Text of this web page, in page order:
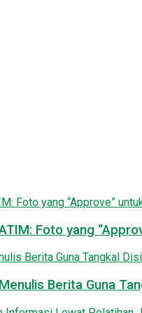
Foto yang
Berita Guna